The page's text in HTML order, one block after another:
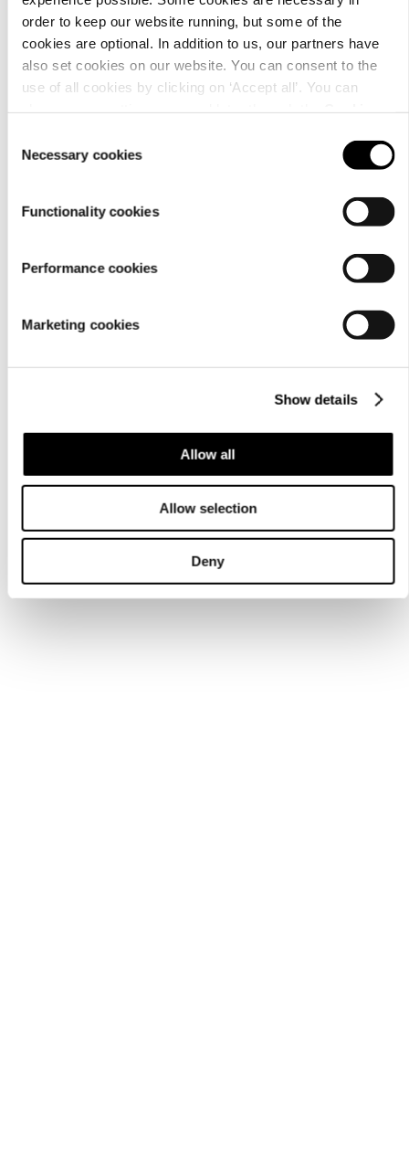
order to keep our website running, but some of the
cookies are optional. In addition to us, our partners have
also set cookies on our website. You can consent to the
use of all cookies by clicking on ‘Accept all’. You can
Selection
Necessary cookies
Functionality cookies
Performance cookies
Marketing cookies
Show details
Allow all
Allow selection
Deny